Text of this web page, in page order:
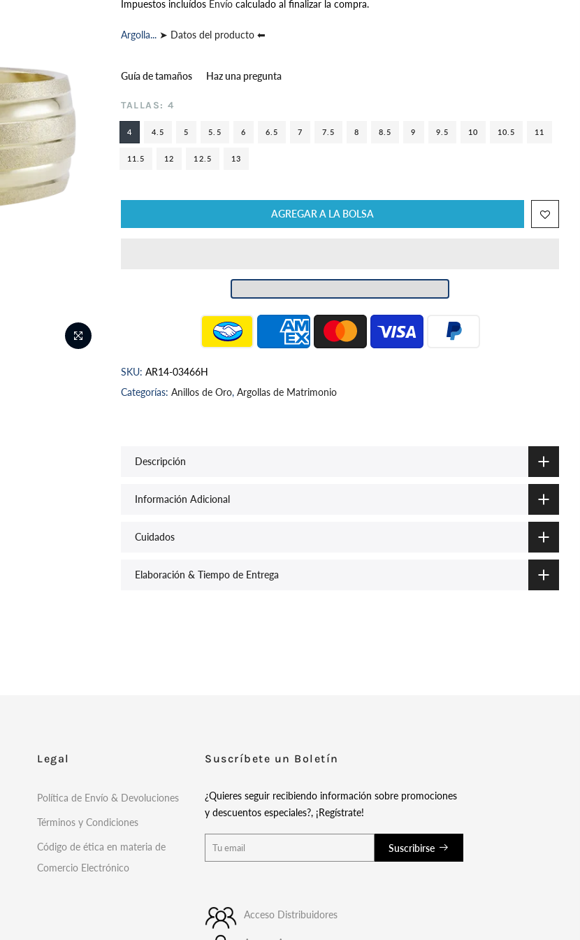
Impuestos incluídos Envío calculado al finalizar la compra.
Argolla... ➤ Datos del producto ⬅
Guía de tamaños Haz una pregunta
TALLAS: 4
4 4.5 5 5.5 6 6.5 7 7.5 8 8.5 9 9.5 10 10.5 11
11.5 12 12.5 13
AGREGAR A LA BOLSA
SKU: AR14-03466H
Categorías: Anillos de Oro, Argollas de Matrimonio
Descripción
Información Adicional
Cuidados
Elaboración & Tiempo de Entrega
Legal
Política de Envío & Devoluciones
Términos y Condiciones
Código de ética en materia de
Comercio Electrónico
Suscríbete un Boletín
¿Quieres seguir recibiendo información sobre promociones
y descuentos especiales?, ¡Regístrate!
Suscribirse
Acceso Distribuidores